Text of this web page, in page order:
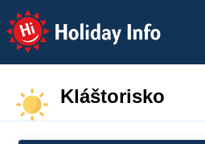
Holiday Info
Kláštorisko